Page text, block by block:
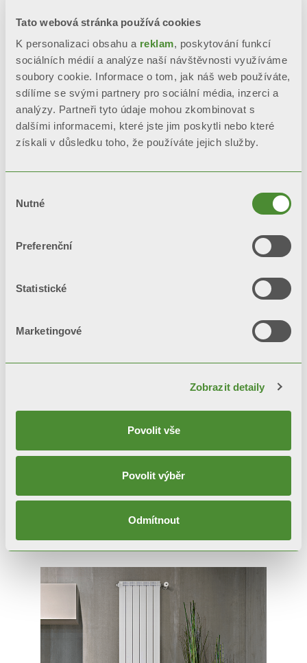
Tato webová stránka používá cookies
K personalizaci obsahu a reklam, poskytování funkcí
sociálních médií a analýze naší návštěvnosti využíváme
soubory cookie. Informace o tom, jak náš web používáte,
sdílíme se svými partnery pro sociální média, inzerci a
analýzy. Partneři tyto údaje mohou zkombinovat s
dalšími informacemi, které jste jim poskytli nebo které
získali v důsledku toho, že používáte jejich služby.
souhlasu
Nutné
Preferenční
Statistické
Marketingové
Zobrazit detaily
Povolit vše
Povolit výběr
Odmítnout
TRIBECA
GARDA S/90
Designové radiátory